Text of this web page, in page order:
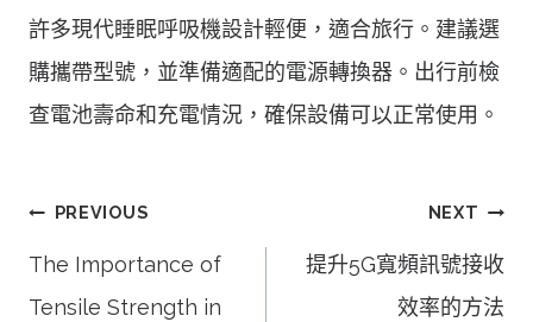
許多現代睡眠呼吸機設計輕便，適合旅行。建議選
購攜帶型號，並準備適配的電源轉換器。出行前檢
查電池壽命和充電情況，確保設備可以正常使用。
文
章
PREVIOUS
The Importance of
Tensile Strength in
NEXT
提升5G寬頻訊號接收
效率的方法